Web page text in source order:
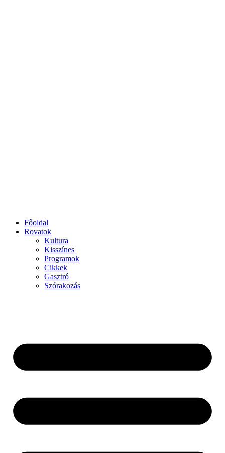
Főoldal
Rovatok
Kultura
Kisszínes
Programok
Cikkek
Gasztró
Szórakozás